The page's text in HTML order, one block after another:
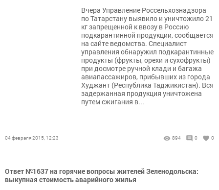
Вчера Управление Россельхознадзора
по Татарстану выявило и уничтожило 21
кг запрещенной к ввозу в Россию
подкарантинной продукции, сообщается
на сайте ведомства. Специалист
управления обнаружил подкарантинные
продукты (фрукты, орехи и сухофрукты)
при досмотре ручной клади и багажа
авиапассажиров, прибывших из города
Худжант (Республика Таджикистан). Вся
задержанная продукция уничтожена
путем сжигания в...
04 февраля 2015, 12:23 894 0 0
Ответ №1637 на горячие вопросы жителей Зеленодольска:
выкупная стоимость аварийного жилья